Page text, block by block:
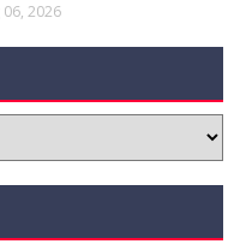
06, 2026